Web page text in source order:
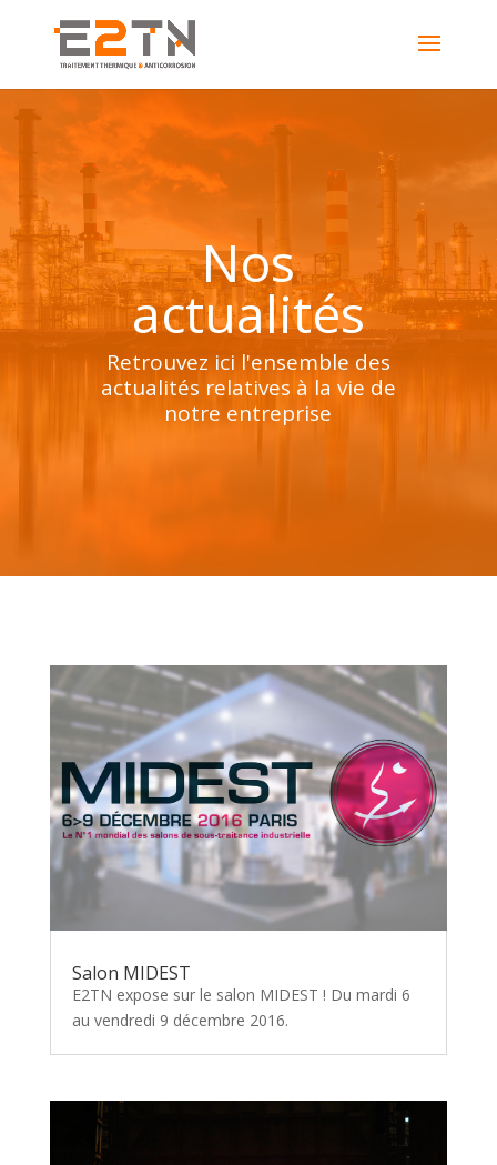
Nos
actualités
Retrouvez ici l'ensemble des
actualités relatives à la vie de
notre entreprise
Salon MIDEST
E2TN expose sur le salon MIDEST ! Du mardi 6
au vendredi 9 décembre 2016.